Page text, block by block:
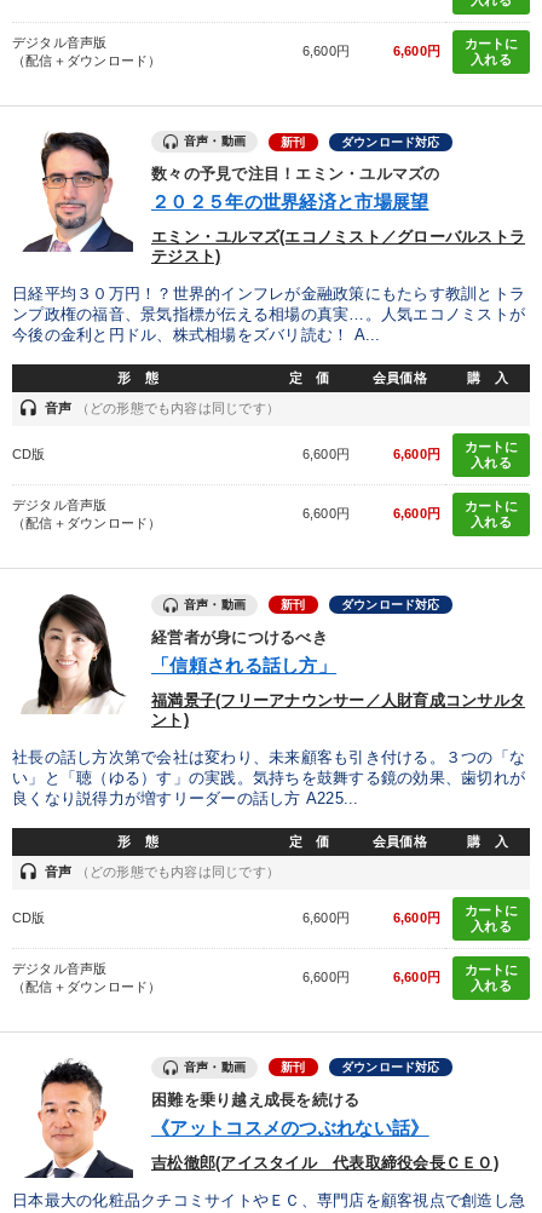
デジタル音声版
（配信＋ダウンロード）
6,600円 6,600円
カートに
入れる
音声・動画 新刊 ダウンロード対応
数々の予見で注目！エミン・ユルマズの
２０２５年の世界経済と市場展望
エミン・ユルマズ(エコノミスト／グローバルストラ
テジスト)
日経平均３０万円！？世界的インフレが金融政策にもたらす教訓とトラ
ンプ政権の福音、景気指標が伝える相場の真実…。人気エコノミストが
今後の金利と円ドル、株式相場をズバリ読む！ A...
形 態 定 価 会員価格 購 入
headset 音声 （どの形態でも内容は同じです）
CD版 6,600円 6,600円
カートに
入れる
デジタル音声版
（配信＋ダウンロード）
6,600円 6,600円
カートに
入れる
音声・動画 新刊 ダウンロード対応
経営者が身につけるべき
「信頼される話し方」
福満景子(フリーアナウンサー／人財育成コンサルタ
ント)
社長の話し方次第で会社は変わり、未来顧客も引き付ける。３つの「な
い」と「聴（ゆる）す」の実践。気持ちを鼓舞する鏡の効果、歯切れが
良くなり説得力が増すリーダーの話し方 A225...
形 態 定 価 会員価格 購 入
headset 音声 （どの形態でも内容は同じです）
CD版 6,600円 6,600円
カートに
入れる
デジタル音声版
（配信＋ダウンロード）
6,600円 6,600円
カートに
入れる
音声・動画 新刊 ダウンロード対応
困難を乗り越え成長を続ける
《アットコスメのつぶれない話》
吉松徹郎(アイスタイル 代表取締役会長ＣＥＯ)
日本最大の化粧品クチコミサイトやＥＣ、専門店を顧客視点で創造し急